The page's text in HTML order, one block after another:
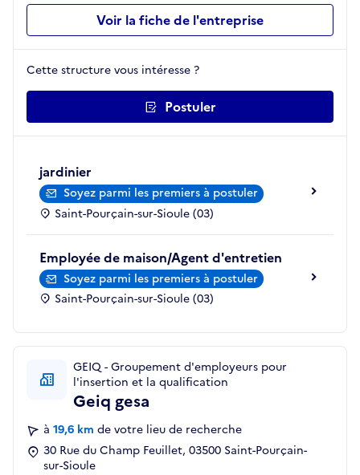
Voir la fiche de l'entreprise
Cette structure vous intéresse ?
Postuler
jardinier
Soyez parmi les premiers à postuler
Saint-Pourçain-sur-Sioule (03)
Employée de maison/Agent d'entretien
Soyez parmi les premiers à postuler
Saint-Pourçain-sur-Sioule (03)
GEIQ - Groupement d'employeurs pour
l'insertion et la qualification
Geiq gesa
à 19,6 km de votre lieu de recherche
30 Rue du Champ Feuillet, 03500 Saint-Pourçain-
sur-Sioule